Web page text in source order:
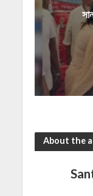
About the